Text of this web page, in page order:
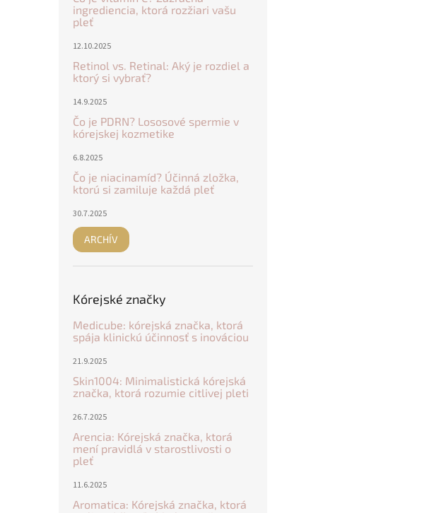
ingrediencia, ktorá rozžiari vašu
pleť
12.10.2025
Retinol vs. Retinal: Aký je rozdiel a
ktorý si vybrať?
14.9.2025
Čo je PDRN? Lososové spermie v
kórejskej kozmetike
6.8.2025
Čo je niacinamíd? Účinná zložka,
ktorú si zamiluje každá pleť
30.7.2025
ARCHÍV
Kórejské značky
Medicube: kórejská značka, ktorá
spája klinickú účinnosť s inováciou
21.9.2025
Skin1004: Minimalistická kórejská
značka, ktorá rozumie citlivej pleti
26.7.2025
Arencia: Kórejská značka, ktorá
mení pravidlá v starostlivosti o
pleť
11.6.2025
Aromatica: Kórejská značka, ktorá